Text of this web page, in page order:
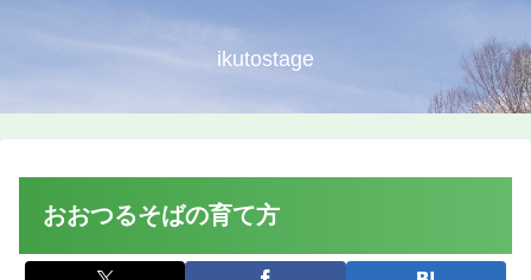
ikutostage
おおつるそばの育て方